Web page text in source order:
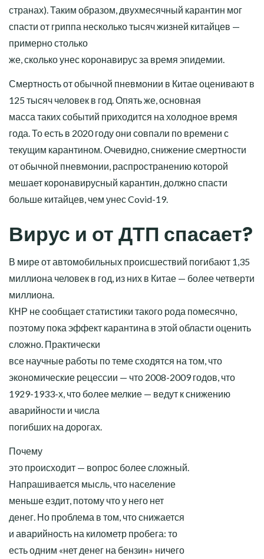
странах). Таким образом, двухмесячный карантин мог
спасти от гриппа несколько тысяч жизней китайцев —
примерно столько
же, сколько унес коронавирус за время эпидемии.
Смертность от обычной пневмонии в Китае оценивают в
125 тысяч человек в год. Опять же, основная
масса таких событий приходится на холодное время
года. То есть в 2020 году они совпали по времени с
текущим карантином. Очевидно, снижение смертности
от обычной пневмонии, распространению которой
мешает коронавирусный карантин, должно спасти
больше китайцев, чем унес Covid-19.
Вирус и от ДТП спасает?
В мире от автомобильных происшествий погибают 1,35
миллиона человек в год, из них в Китае — более четверти
миллиона.
КНР не сообщает статистики такого рода помесячно,
поэтому пока эффект карантина в этой области оценить
сложно. Практически
все научные работы по теме сходятся на том, что
экономические рецессии — что 2008-2009 годов, что
1929-1933-х, что более мелкие — ведут к снижению
аварийности и числа
погибших на дорогах.
Почему
это происходит — вопрос более сложный.
Напрашивается мысль, что население
меньше ездит, потому что у него нет
денег. Но проблема в том, что снижается
и аварийность на километр пробега: то
есть одним «нет денег на бензин» ничего